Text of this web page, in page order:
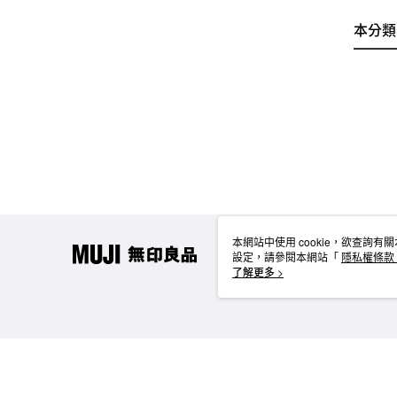
本分
本網站中使用 cookie，欲查詢有
設定，請參閱本網站「 隱私權條款
使用 cookie。
了解更多 >